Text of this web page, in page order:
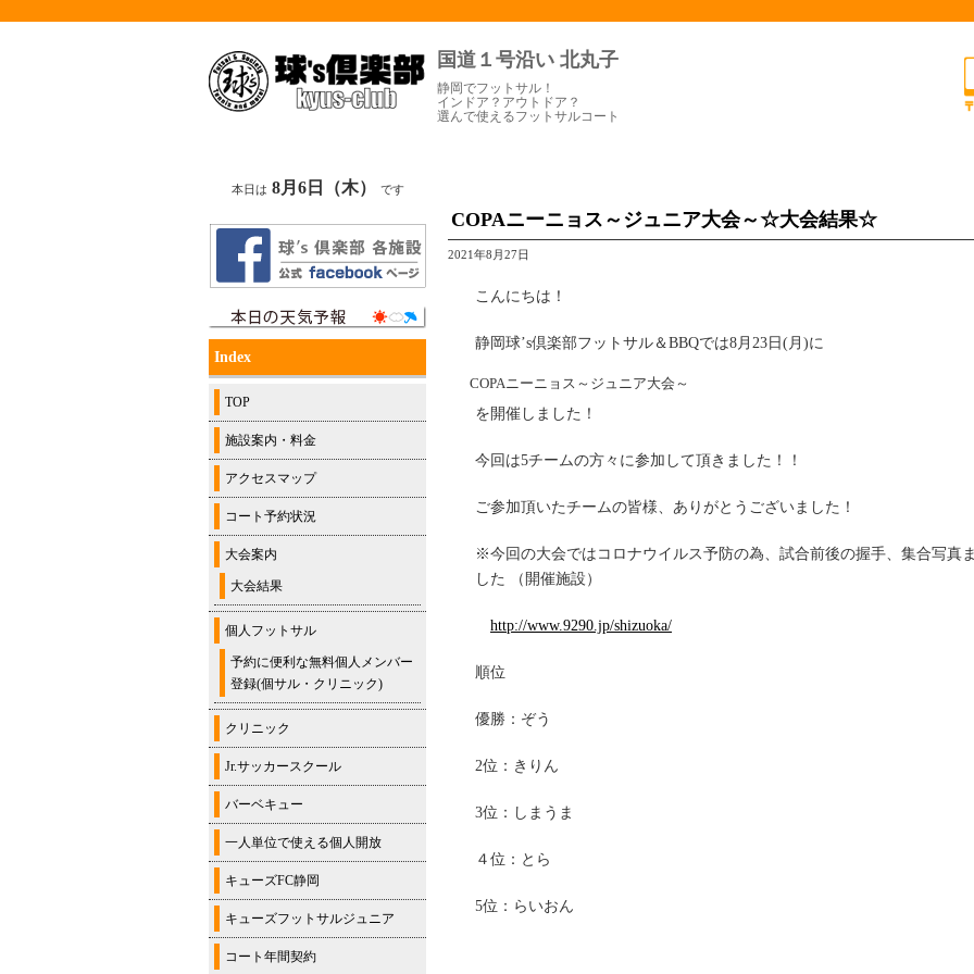
国道１号沿い 北丸子
静岡でフットサル！
インドア？アウトドア？
選んで使えるフットサルコート
COPAニーニョス～ジュニア大会～☆大会結果☆
2021年8月27日
こんにちは！
静岡球’s倶楽部フットサル＆BBQでは8月23日(月)に
COPAニーニョス～ジュニア大会～
を開催しました！
今回は5チームの方々に参加して頂きました！！
ご参加頂いたチームの皆様、ありがとうございました！
※今回の大会ではコロナウイルス予防の為、試合前後の握手、集合写真
した （開催施設）
http://www.9290.jp/shizuoka/
順位
優勝：ぞう
2位：きりん
3位：しまうま
４位：とら
5位：らいおん
本日は 8月6日（木） です
Index
TOP
施設案内・料金
アクセスマップ
コート予約状況
大会案内
大会結果
個人フットサル
予約に便利な無料個人メンバー
登録(個サル・クリニック)
クリニック
Jr.サッカースクール
バーベキュー
一人単位で使える個人開放
キューズFC静岡
キューズフットサルジュニア
コート年間契約